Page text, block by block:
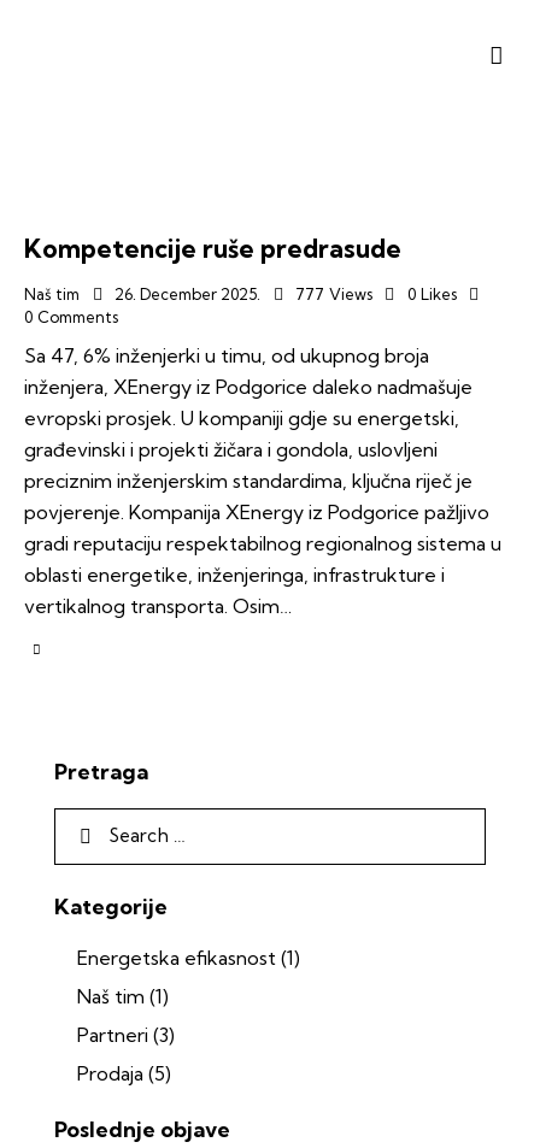
Kompetencije ruše predrasude
Naš tim 26. December 2025. 777 Views 0 Likes
0 Comments
Sa 47, 6% inženjerki u timu, od ukupnog broja
inženjera, XEnergy iz Podgorice daleko nadmašuje
evropski prosjek. U kompaniji gdje su energetski,
građevinski i projekti žičara i gondola, uslovljeni
preciznim inženjerskim standardima, ključna riječ je
povjerenje. Kompanija XEnergy iz Podgorice pažljivo
gradi reputaciju respektabilnog regionalnog sistema u
oblasti energetike, inženjeringa, infrastrukture i
vertikalnog transporta. Osim…
Pretraga
Kategorije
Energetska efikasnost (1)
Naš tim (1)
Partneri (3)
Prodaja (5)
Poslednje objave